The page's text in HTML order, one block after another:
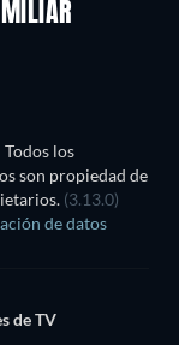
los
son propiedad de
(3.13.0)
de datos
de TV